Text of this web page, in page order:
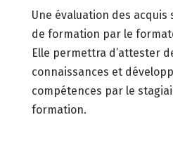
Une évaluation des acquis
de formation par le
Elle permettra d’attester
connaissances et
compétences par le
formation.